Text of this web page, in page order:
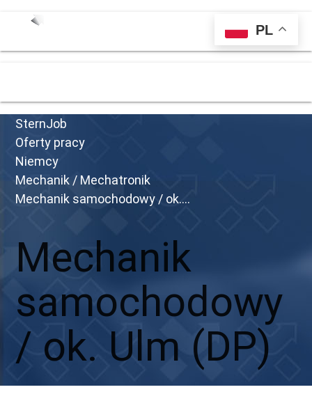
menu
SternJob
Oferty pracy
Niemcy
Mechanik / Mechatronik
Mechanik samochodowy / ok....
Mechanik
samochodowy
/ ok. Ulm (DP)
PL